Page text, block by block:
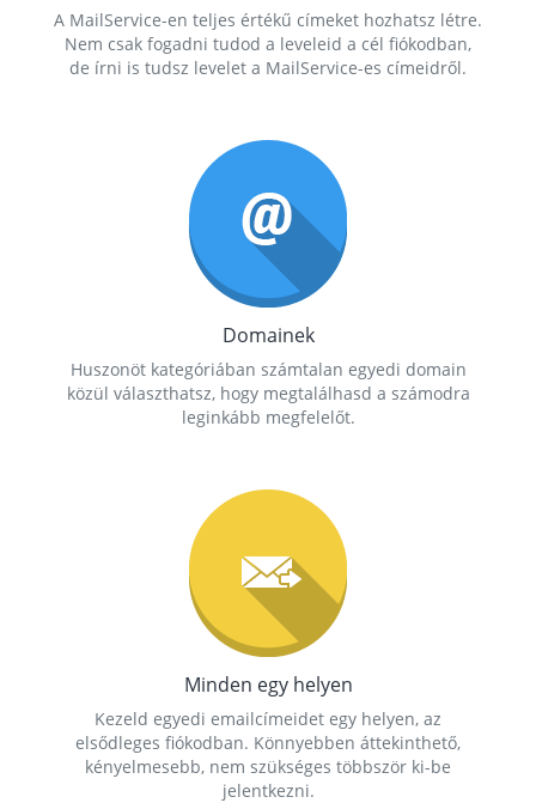
A MailService-en teljes értékű címeket hozhatsz létre.
Nem csak fogadni tudod a leveleid a cél fiókodban,
de írni is tudsz levelet a MailService-es címeidről.
Domainek
Huszonöt kategóriában számtalan egyedi domain
közül választhatsz, hogy megtalálhasd a számodra
leginkább megfelelőt.
Minden egy helyen
Kezeld egyedi emailcímeidet egy helyen, az
elsődleges fiókodban. Könnyebben áttekinthető,
kényelmesebb, nem szükséges többször ki-be
jelentkezni.